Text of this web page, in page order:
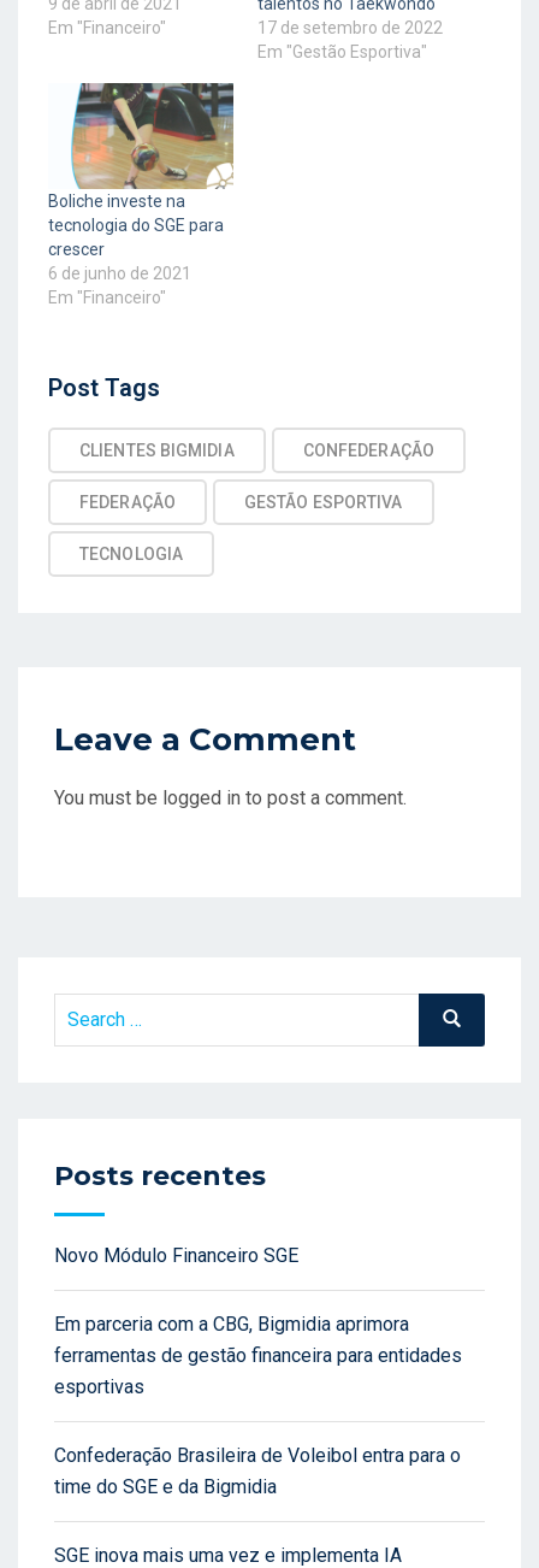
Em "Financeiro"
17 de setembro de 2022
Em "Gestão Esportiva"
Boliche investe na
tecnologia do SGE para
crescer
6 de junho de 2021
Em "Financeiro"
Post Tags
CLIENTES BIGMIDIA CONFEDERAÇÃO
FEDERAÇÃO GESTÃO ESPORTIVA
TECNOLOGIA
Leave a Comment
You must be logged in to post a comment.
Search
Search
Posts recentes
Novo Módulo Financeiro SGE
Em parceria com a CBG, Bigmidia aprimora
ferramentas de gestão financeira para entidades
esportivas
Confederação Brasileira de Voleibol entra para o
time do SGE e da Bigmidia
SGE inova mais uma vez e implementa IA